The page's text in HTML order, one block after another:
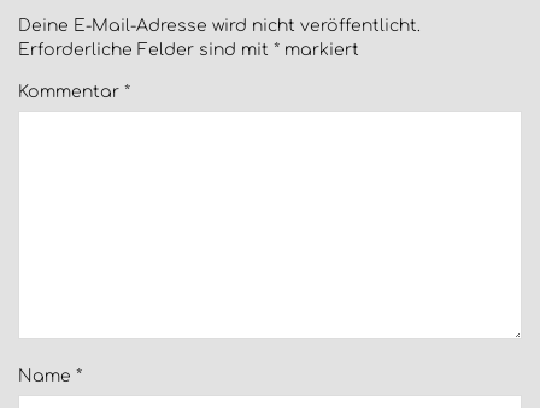
Deine E-Mail-Adresse wird nicht veröffentlicht.
Erforderliche Felder sind mit * markiert
Kommentar *
Name *